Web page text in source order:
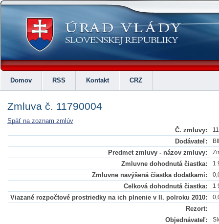
Domov RSS Kontakt CRZ
Zmluva č. 11790004
Späť na zoznam zmlúv
Č. zmluvy:
Dodávateľ:
Predmet zmluvy - názov zmluvy:
Zmluvne dohodnutá čiastka: 1
Zmluvne navýšená čiastka dodatkami:
Celková dohodnutá čiastka: 1
Viazané rozpočtové prostriedky na ich plnenie v II. polroku 2010:
Rezort:
Objednávateľ: